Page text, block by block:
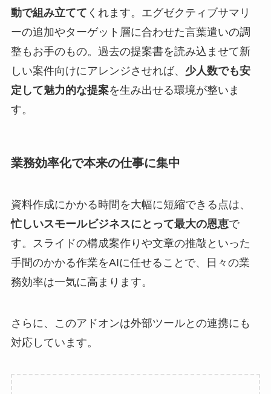
動で組み立てて くれます。エグゼクティブサマリ
ーの追加やターゲット層に合わせた言葉遣いの調
整もお手のもの。過去の提案書を読み込ませて新
しい案件向けにアレンジさせれば、 少人数でも安
定して魅力的な提案を生み出せる環境が整いま
す。
業務効率化で本来の仕事に集中
資料作成にかかる時間を大幅に短縮できる点は、
忙しいスモールビジネスにとって最大の恩恵で
す。スライドの構成案作りや文章の推敲といった
手間のかかる作業をAIに任せることで、日々の業
務効率は一気に高まります。
さらに、このアドオンは外部ツールとの連携にも
対応しています。